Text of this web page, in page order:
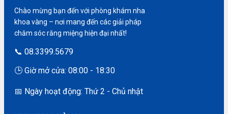
Chào mừng bạn đến với phòng khám nha
khoa vàng – nơi mang đến các giải pháp
chăm sóc răng miệng hiện đại nhất!
📞 08.3399.5679
🕒 Giờ mở cửa: 08:00 - 18:30
📅 Ngày hoạt động: Thứ 2 - Chủ nhật